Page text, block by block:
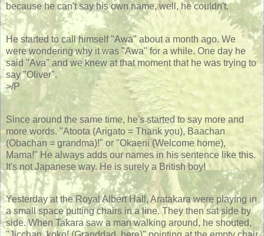
because he can't say his own name, well, he couldn't.
He started to call himself "Awa" about a month ago. We
were wondering why it was "Awa" for a while. One day he
said "Ava" and we knew at that moment that he was trying to
say "Oliver".
>/P
Since around the same time, he's started to say more and
more words. "Atoota (Arigato = Thank you), Baachan
(Obachan = grandma)!" or "Okaerii (Welcome home),
Mama!" He always adds our names in his sentence like this.
It's not Japanese way. He is surely a British boy!
Yesterday at the Royal Albert Hall, Aratakara were playing in
a small space putting chairs in a line. They then sat side by
side. When Takara saw a man walking around, he shouted,